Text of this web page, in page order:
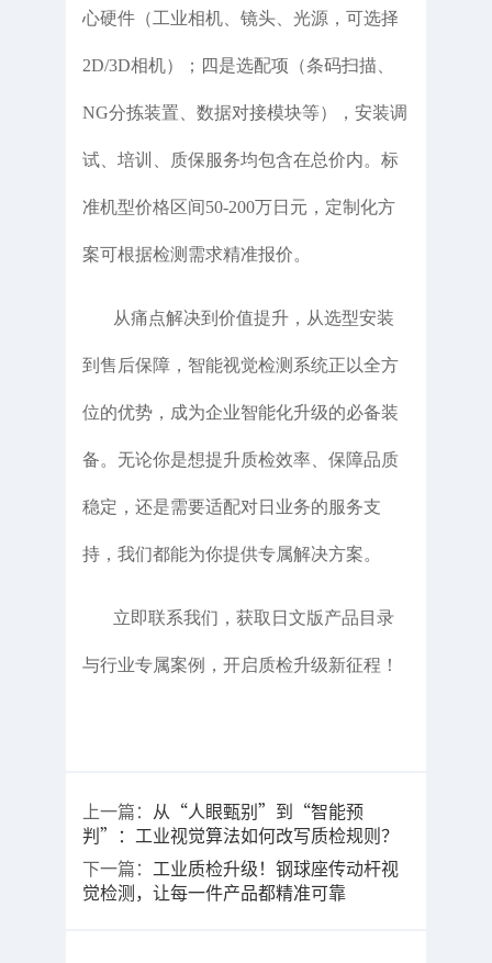
心硬件（工业相机、镜头、光源，可选择
2D/3D相机）；四是选配项（条码扫描、
NG分拣装置、数据对接模块等），安装调
试、培训、质保服务均包含在总价内。标
准机型价格区间50-200万日元，定制化方
案可根据检测需求精准报价。
从痛点解决到价值提升，从选型安装
到售后保障，智能视觉检测系统正以全方
位的优势，成为企业智能化升级的必备装
备。无论你是想提升质检效率、保障品质
稳定，还是需要适配对日业务的服务支
持，我们都能为你提供专属解决方案。
立即联系我们，获取日文版产品目录
与行业专属案例，开启质检升级新征程！
上一篇： 从“人眼甄别”到“智能预
判”：工业视觉算法如何改写质检规则？
下一篇： 工业质检升级！钢球座传动杆视
觉检测，让每一件产品都精准可靠